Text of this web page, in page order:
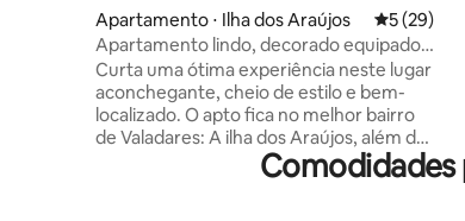
Apartamento ⋅ Ilha dos Araújos 5 de uma
5 (29)
Apartamento lindo, decorado equipado,
aconchegante
Curta uma ótima experiência neste lugar
aconchegante, cheio de estilo e bem-
localizado. O apto fica no melhor bairro
de Valadares: A ilha dos Araújos, além de
ser em frente ao restaurante/bar mais
gostoso da ilha: a Venda do Clero. Nosso
Comodidades